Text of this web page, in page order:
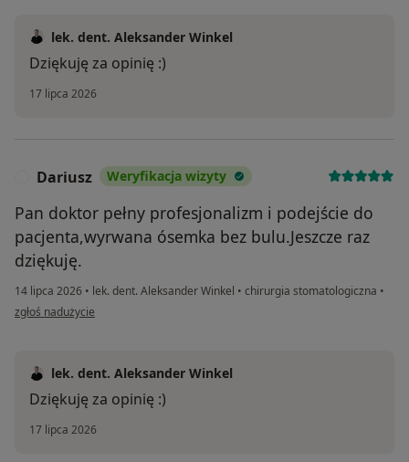
lek. dent. Aleksander Winkel
Dziękuję za opinię :)
17 lipca 2026
Dariusz Weryfikacja wizyty
Pan doktor pełny profesjonalizm i podejście do
pacjenta,wyrwana ósemka bez bulu.Jeszcze raz
dziękuję.
14 lipca 2026 • lek. dent. Aleksander Winkel • chirurgia stomatologiczna •
w opinii użytkownika Dariusz
zgłoś nadużycie
lek. dent. Aleksander Winkel
Dziękuję za opinię :)
17 lipca 2026